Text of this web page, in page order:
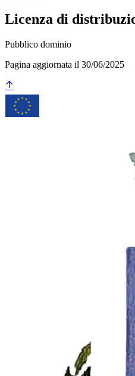
Licenza di
Pubblico dominio
Pagina aggiornata il 30/06/2025